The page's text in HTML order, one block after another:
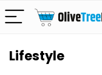
Lifestyle